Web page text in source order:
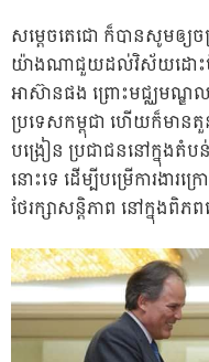
សម្តេចតេជោ ក៏បានសូមឲ្យច
យ៉ាងណាជួយដល់វិស័យដោះ
អាស៊ានផង ព្រោះមជ្ឈមណ្ឌ
ប្រទេសកម្ពុជា ហើយក៏មាន
បង្រៀន ប្រជាជននៅក្នុងតំប
នោះទេ ដើម្បីបម្រើការងារក្
ថែរក្សាសន្តិភាព នៅក្នុងពិ